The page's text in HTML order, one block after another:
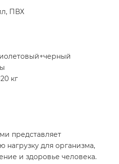
ПВХ
кг
представляет
нагрузку для организма,
и здоровье человека.